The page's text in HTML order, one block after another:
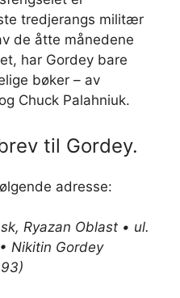
tredjerangs militær
de åtte månedene
har Gordey bare
bøker – av
Chuck Palahniuk.
til Gordey.
adresse:
Ryazan Oblast • ul.
Nikitin Gordey